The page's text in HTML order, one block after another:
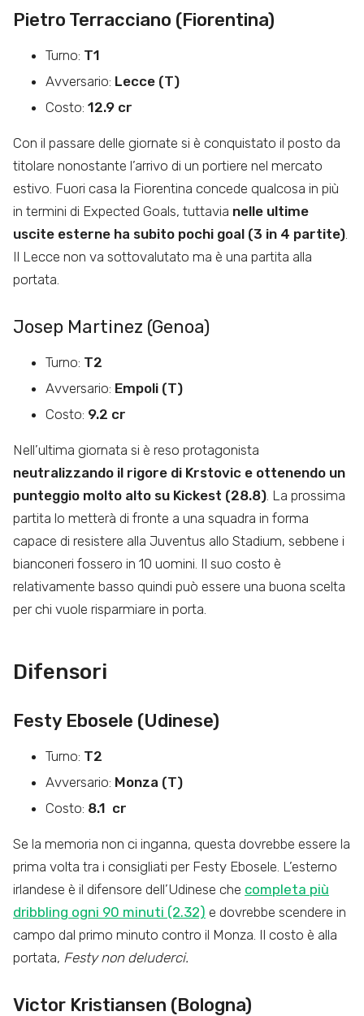
Pietro Terracciano (Fiorentina)
Turno: T1
Avversario: Lecce (T)
Costo: 12.9 cr
Con il passare delle giornate si è conquistato il posto da
titolare nonostante l’arrivo di un portiere nel mercato
estivo. Fuori casa la Fiorentina concede qualcosa in più
in termini di Expected Goals, tuttavia nelle ultime
uscite esterne ha subito pochi goal (3 in 4 partite)
Il Lecce non va sottovalutato ma è una partita alla
portata.
Josep Martinez (Genoa)
Turno: T2
Avversario: Empoli (T)
Costo: 9.2 cr
Nell’ultima giornata si è reso protagonista
neutralizzando il rigore di Krstovic e ottenendo un
punteggio molto alto su Kickest (28.8) . La prossima
partita lo metterà di fronte a una squadra in forma
capace di resistere alla Juventus allo Stadium, sebbene i
bianconeri fossero in 10 uomini. Il suo costo è
relativamente basso quindi può essere una buona scelta
per chi vuole risparmiare in porta.
Difensori
Festy Ebosele (Udinese)
Turno: T2
Avversario: Monza (T)
Costo: 8.1 cr
Se la memoria non ci inganna, questa dovrebbe essere la
prima volta tra i consigliati per Festy Ebosele. L’esterno
irlandese è il difensore dell’Udinese che completa più
dribbling ogni 90 minuti (2.32) e dovrebbe scendere in
campo dal primo minuto contro il Monza. Il costo è alla
portata, Festy non deluderci.
Victor Kristiansen (Bologna)